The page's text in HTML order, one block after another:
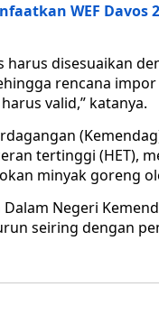
WEF
harus disesuaikan
rencana
valid,” katanya.
tertinggi (HET),
minyak goreng
Negeri
seiring dengan